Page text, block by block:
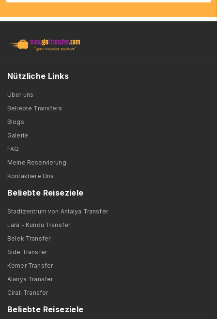
Nützliche Links
Über uns
Beliebte Transfers
Blogs
Galerie
FAQ
Meine Reservierung
Kontaktiere Uns
Beliebte Reiseziele
Stadtzentrum von Antalya Transfer
Lara - Kundu Transfer
Belek Transfer
Side Transfer
Kemer Transfer
Alanya Transfer
Cirali Transfer
Beliebte Reiseziele